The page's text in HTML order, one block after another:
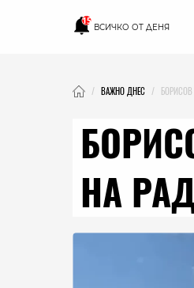
15
ВСИЧКО ОТ ДЕНЯ
ВАЖНО ДНЕС
НА